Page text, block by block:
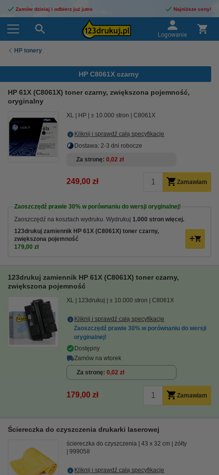
Zamów dzisiaj i odbierz już jutro Najniższe ceny!
Logowanie
HP tonery
HP C8061X czarny
HP 61X (C8061X) toner czarny, zwiększona pojemność,
oryginalny
XL HP ± 10.000 stron C8061X
Kliknij i sprawdź całą specyfikacje
Dostawa: 2-3 dni robocze
Za stronę 0,02 zł
249,00 zł Zamawiam
Zaoszczędź prawie 30% w porównaniu do wersji oryginalnej!
Zaoszczędź na kosztach wydruku. Wydrukuj 1.000 stron więcej.
123drukuj zamiennik HP 61X (C8061X) toner czarny,
zwiększona pojemność
179,00 zł
123drukuj zamiennik HP 61X (C8061X) toner czarny,
zwiększona pojemność
XL 123drukuj ± 10.000 stron C8061X
Kliknij i sprawdź całą specyfikacje
Zaoszczędź prawie 30% w porównaniu do wersji
oryginalnej!
Dostępny
Zamów na wtorek
Za stronę 0,02 zł
179,00 zł Zamawiam
Ściereczka do czyszczenia drukarki laserowej
ściereczka do czyszczenia 43 x 32 cm
żółty
999058
Kliknij i sprawdź całą specyfikacje